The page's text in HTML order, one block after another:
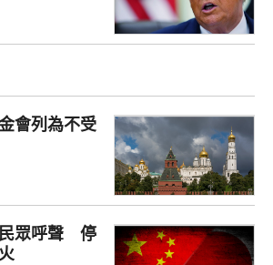
會列為不受
眾呼聲 停